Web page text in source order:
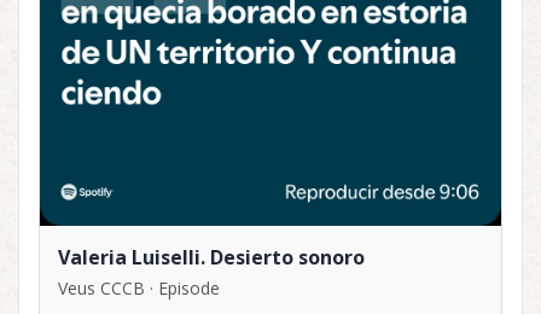
Valeria Luiselli. Desierto sonoro
Veus CCCB · Episode